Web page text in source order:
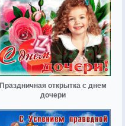
Праздничная открытка с днем
дочери